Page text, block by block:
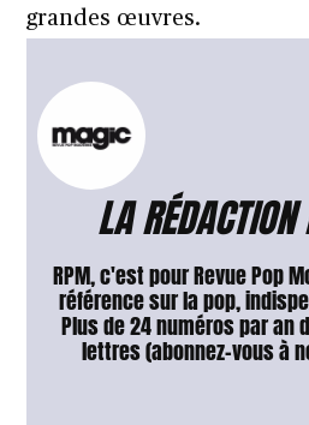
grandes œuvres.
LA
RPM, c'est pour Revue Pop
référence sur la pop,
Plus de 24 numéros par an
lettres (abonnez-vous à